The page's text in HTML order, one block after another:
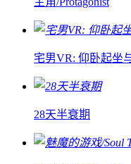
宅男VR: 仰卧起坐
28天半衰期